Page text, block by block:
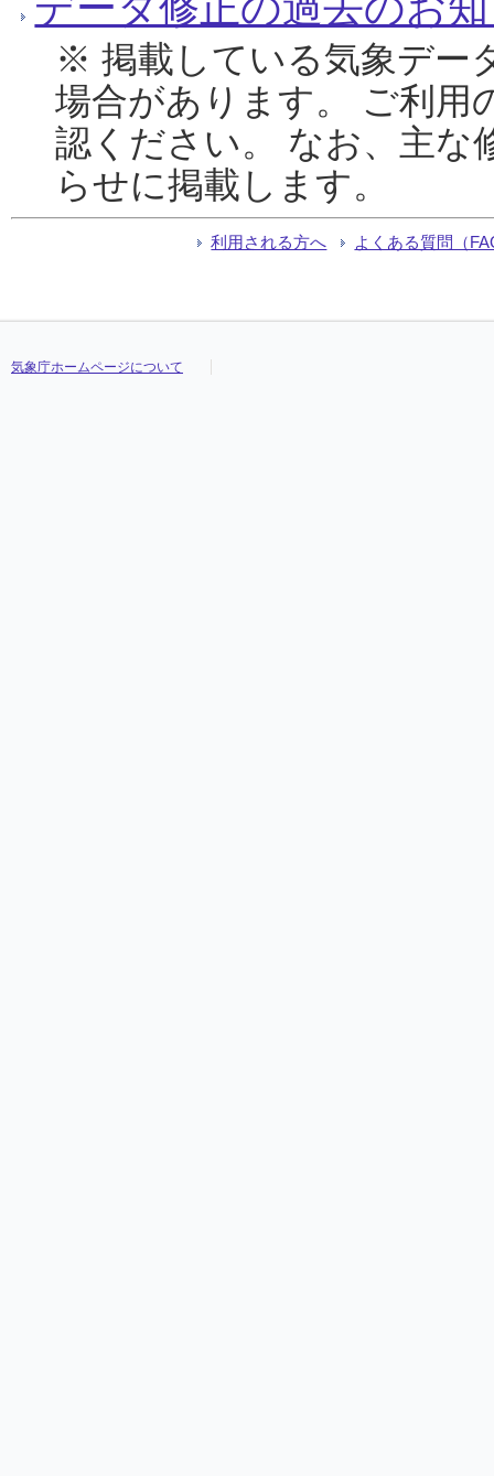
※ 掲載している気象デー
場合があります。 ご利用
認ください。 なお、主な
らせに掲載します。
利用される方へ よくある質問（
気象庁ホームページについて